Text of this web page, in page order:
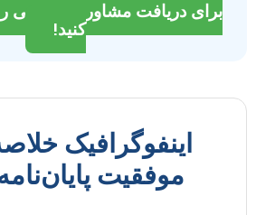
برای دریافت مشاوره تخصصی
کنید!
اینفوگرافیک
موفقیت